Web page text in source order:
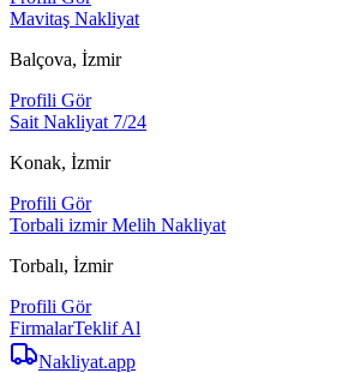
Mavitaş Nakliyat
Balçova, İzmir
Profili Gör
Sait Nakliyat 7/24
Konak, İzmir
Profili Gör
Torbali izmir Melih Nakliyat
Torbalı, İzmir
Profili Gör
FirmalarTeklif Al
Nakliyat.app